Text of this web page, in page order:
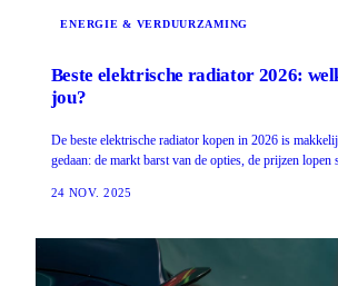
ENERGIE & VERDUURZAMING
Beste elektrische radiator 2026:
jou?
De beste elektrische radiator kopen in 2026 is
gedaan: de markt barst van de opties, de prijzen lopen
24 NOV. 2025